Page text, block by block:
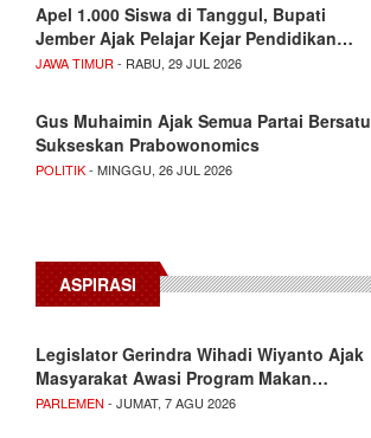
Apel 1.000 Siswa di Tanggul, Bupati
Jember Ajak Pelajar Kejar Pendidikan…
JAWA TIMUR - RABU, 29 JUL 2026
Gus Muhaimin Ajak Semua Partai Bersatu
Sukseskan Prabowonomics
POLITIK- MINGGU, 26 JUL 2026
ASPIRASI
Legislator Gerindra Wihadi Wiyanto Ajak
Masyarakat Awasi Program Makan…
PARLEMEN - JUMAT, 7 AGU 2026